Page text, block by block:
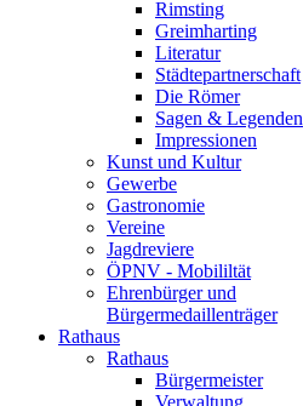
Rimsting
Greimharting
Literatur
Städtepartnerschaft
Die Römer
Sagen & Legenden
Impressionen
Kunst und Kultur
Gewerbe
Gastronomie
Vereine
Jagdreviere
ÖPNV - Mobililtät
Ehrenbürger und
Bürgermedaillenträger
Rathaus
Rathaus
Bürgermeister
Verwaltung